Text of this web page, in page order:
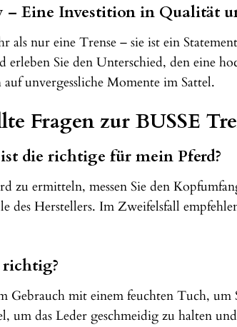
– Eine Investition in Qualität
als nur eine Trense – sie ist ein
erleben Sie den Unterschied, den eine
unvergessliche Momente im Sattel.
Fragen zur BUSSE
die richtige für mein Pferd?
ermitteln, messen Sie den
des Herstellers. Im Zweifelsfall
Gebrauch mit einem feuchten Tuch,
um das Leder geschmeidig zu halten